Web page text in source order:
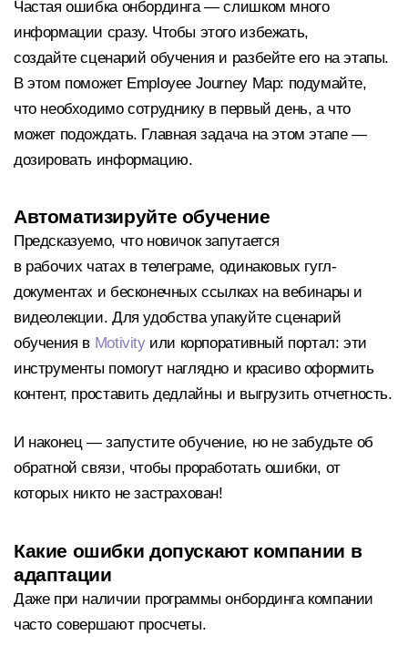
Частая ошибка онбординга — слишком много
информации сразу. Чтобы этого избежать,
создайте сценарий обучения и разбейте его на этапы.
В этом поможет Employee Journey Map: подумайте,
что необходимо сотруднику в первый день, а что
может подождать. Главная задача на этом этапе —
дозировать информацию.
Автоматизируйте обучение
Предсказуемо, что новичок запутается
в рабочих чатах в телеграме, одинаковых гугл-
документах и бесконечных ссылках на вебинары и
видеолекции. Для удобства упакуйте сценарий
обучения в Motivityили корпоративный портал: эти
инструменты помогут наглядно и красиво оформить
контент, проставить дедлайны и выгрузить отчетность.
И наконец — запустите обучение, но не забудьте об
обратной связи, чтобы проработать ошибки, от
которых никто не застрахован!
Какие ошибки допускают компании в
адаптации
Даже при наличии программы онбординга компании
часто совершают просчеты.